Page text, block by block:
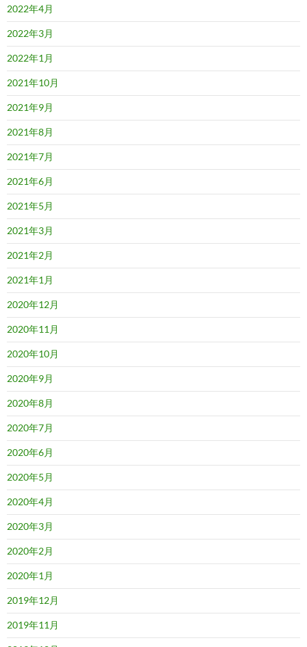
2022年4月
2022年3月
2022年1月
2021年10月
2021年9月
2021年8月
2021年7月
2021年6月
2021年5月
2021年3月
2021年2月
2021年1月
2020年12月
2020年11月
2020年10月
2020年9月
2020年8月
2020年7月
2020年6月
2020年5月
2020年4月
2020年3月
2020年2月
2020年1月
2019年12月
2019年11月